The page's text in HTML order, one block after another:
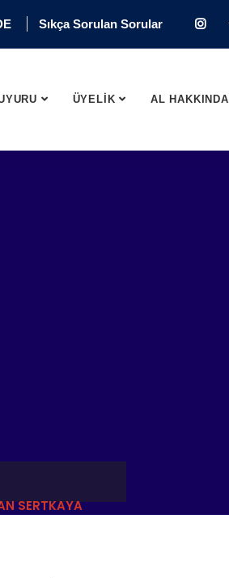
Sıkça Sorulan Sorular
ÜYELİK AL HAKKINDA
SERTKAYA